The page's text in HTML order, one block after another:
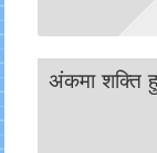
अंकमा शक्ति